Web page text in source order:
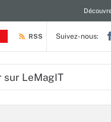
RSS Suivez-nous: